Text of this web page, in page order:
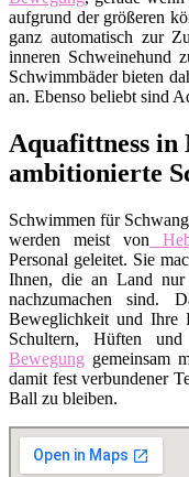
aufgrund der größeren
ganz automatisch zur
inneren Schweinehund
Schwimmbäder bieten
an. Ebenso beliebt sind
Aquafittness
ambitionierte
Schwimmen für
werden meist von
Personal geleitet. Sie
Ihnen, die an Land
nachzumachen sind.
Beweglichkeit und Ihre
Schultern, Hüften
Bewegung gemeinsam
damit fest verbundener
Ball zu bleiben.